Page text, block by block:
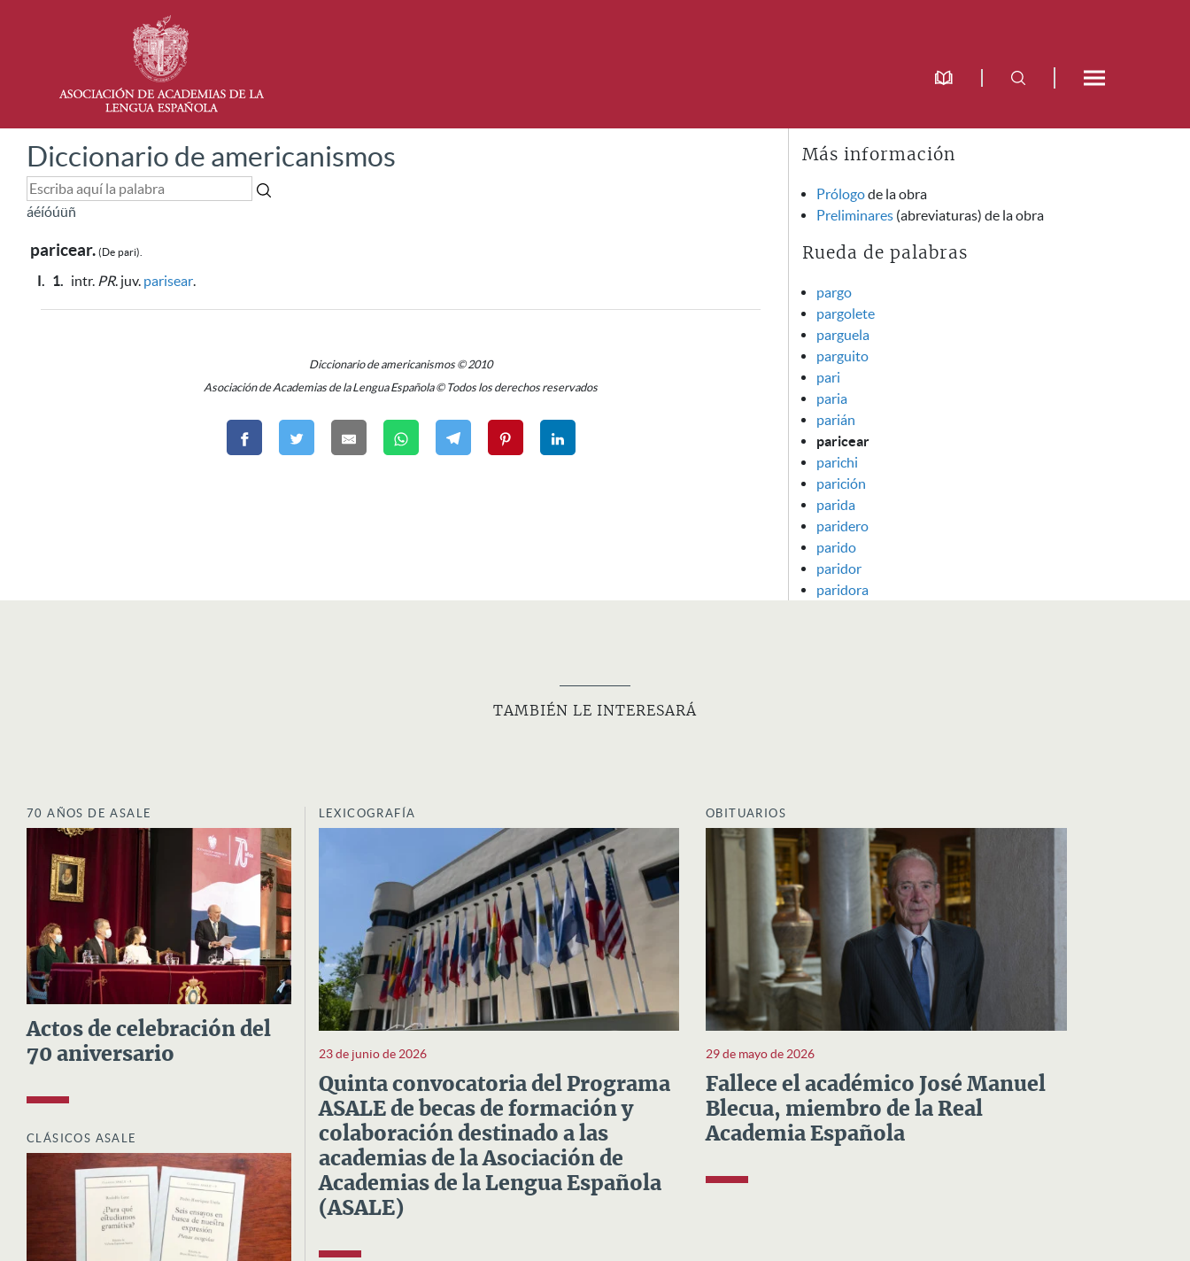
Diccionario de americanismos
áéíóúüñ
paricear. (De pari).
I. 1. intr. PR. juv. parisear.
Diccionario de americanismos © 2010
Asociación de Academias de la Lengua Española © Todos los derechos reservados
Más información
Prólogode la obra
Preliminares (abreviaturas) de la obra
Rueda de palabras
pargo
pargolete
parguela
parguito
pari
paria
parián
paricear
parichi
parición
parida
paridero
parido
paridor
paridora
TAMBIÉN LE INTERESARÁ
70 AÑOS DE ASALE
Actos de celebración del
70 aniversario
CLÁSICOS ASALE
LEXICOGRAFÍA
23 de junio de 2026
Quinta convocatoria del Programa
ASALE de becas de formación y
colaboración destinado a las
academias de la Asociación de
Academias de la Lengua Española
(ASALE)
OBITUARIOS
29 de mayo de 2026
Fallece el académico José Manuel
Blecua, miembro de la Real
Academia Española